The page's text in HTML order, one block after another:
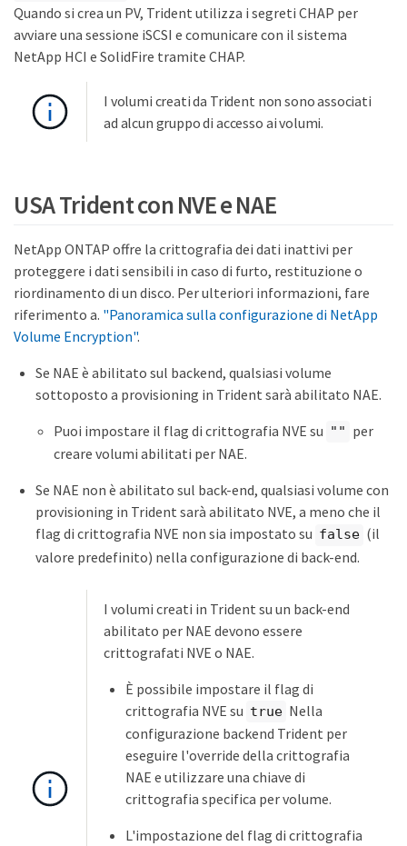
Quando si crea un PV, Trident utilizza i segreti CHAP per
avviare una sessione iSCSI e comunicare con il sistema
NetApp HCI e SolidFire tramite CHAP.
I volumi creati da Trident non sono associati
ad alcun gruppo di accesso ai volumi.
USA Trident con NVE e NAE
NetApp ONTAP offre la crittografia dei dati inattivi per
proteggere i dati sensibili in caso di furto, restituzione o
riordinamento di un disco. Per ulteriori informazioni, fare
riferimento a. "Panoramica sulla configurazione di NetApp
Volume Encryption".
Se NAE è abilitato sul backend, qualsiasi volume
sottoposto a provisioning in Trident sarà abilitato NAE.
Puoi impostare il flag di crittografia NVE su "" per
creare volumi abilitati per NAE.
Se NAE non è abilitato sul back-end, qualsiasi volume con
provisioning in Trident sarà abilitato NVE, a meno che il
flag di crittografia NVE non sia impostato su false (il
valore predefinito) nella configurazione di back-end.
I volumi creati in Trident su un back-end
abilitato per NAE devono essere
crittografati NVE o NAE.
È possibile impostare il flag di
crittografia NVE su true Nella
configurazione backend Trident per
eseguire l'override della crittografia
NAE e utilizzare una chiave di
crittografia specifica per volume.
L'impostazione del flag di crittografia